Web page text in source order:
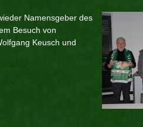
Namensgeber des
Besuch von
Keusch und